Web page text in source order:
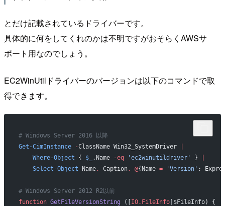
とだけ記載されているドライバーです。
具体的に何をしてくれのかは不明ですがおそらくAWSサ
ポート用なのでしょう。
EC2WinUtilドライバーのバージョンは以下のコマンドで取
得できます。
# Windows Server 2016 以降
Get-CimInstance -ClassName Win32_SystemDriver
    Where-Object
{ $_ .Name -eq 'ec2winutildriver' }
    Select-Object
Name, Caption, @{Name = 'Version' ;
# Windows Server 2012 R2以前
function GetFileVersionString ([IO.FileInfo]$FileInfo) {